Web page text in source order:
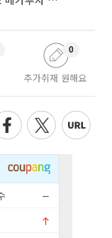
추가취재 원해요
0